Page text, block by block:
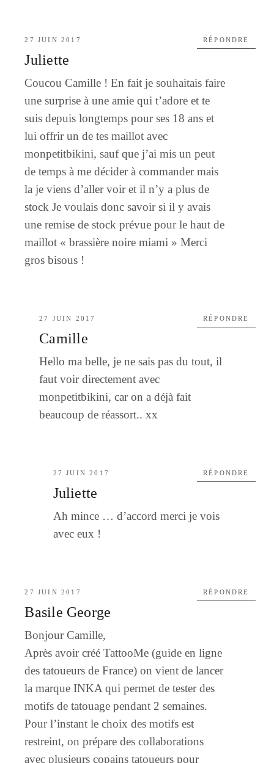
27 JUIN 2017
Juliette
Coucou Camille ! En fait je souhaitais faire
une surprise à une amie qui t’adore et te
suis depuis longtemps pour ses 18 ans et
lui offrir un de tes maillot avec
monpetitbikini, sauf que j’ai mis un peut
de temps à me décider à commander mais
la je viens d’aller voir et il n’y a plus de
stock Je voulais donc savoir si il y avais
une remise de stock prévue pour le haut de
maillot « brassière noire miami » Merci
gros bisous !
RÉPONDRE
27 JUIN 2017
Camille
Hello ma belle, je ne sais pas du tout, il
faut voir directement avec
monpetitbikini, car on a déjà fait
beaucoup de réassort.. xx
RÉPONDRE
27 JUIN 2017
Juliette
Ah mince … d’accord merci je vois
avec eux !
RÉPONDRE
27 JUIN 2017
Basile George
Bonjour Camille,
Après avoir créé TattooMe (guide en ligne
des tatoueurs de France) on vient de lancer
la marque INKA qui permet de tester des
motifs de tatouage pendant 2 semaines.
Pour l’instant le choix des motifs est
restreint, on prépare des collaborations
avec plusieurs copains tatoueurs pour
RÉPONDRE